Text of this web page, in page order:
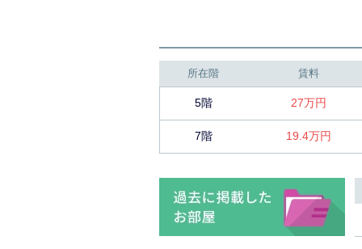
所在階 賃料
5階 27万円
7階 19.4万円